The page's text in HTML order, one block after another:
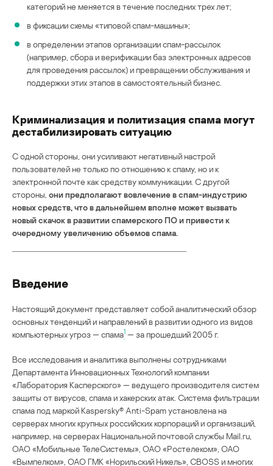
категорий не меняется в течение последних трех лет;
в фиксации схемы «типовой спам-машины»;
в определении этапов организации спам-рассылок
(например, сбора и верификации баз электронных адресов
для проведения рассылок) и превращении обслуживания и
поддержки этих этапов в самостоятельный бизнес.
Криминализация и политизация спама могут
дестабилизировать ситуацию
С одной стороны, они усиливают негативный настрой
пользователей не только по отношению к спаму, но и к
электронной почте как средству коммуникации. С другой
стороны, они предполагают вовлечение в спам-индустрию
новых средств, что в дальнейшем вполне может вызвать
новый скачок в развитии спамерского ПО и привести к
очередному увеличению объемов спама.
Введение
Настоящий документ представляет собой аналитический обзор
основных тенденций и направлений в развитии одного из видов
компьютерных угроз — спама1 — за прошедший 2005 г.
Все исследования и аналитика выполнены сотрудниками
Департамента Инновационных Технологий компании
«Лаборатория Касперского» — ведущего производителя систем
защиты от вирусов, спама и хакерских атак. Система фильтрации
спама под маркой Kaspersky® Anti-Spam установлена на
серверах многих крупных российских корпораций и организаций,
например, на серверах Национальной почтовой службы Mail.ru,
ОАО «Мобильные ТелеСистемы», ОАО «Ростелеком», ОАО
«Вымпелком», ОАО ГМК «Норильский Никель», CBOSS и многих